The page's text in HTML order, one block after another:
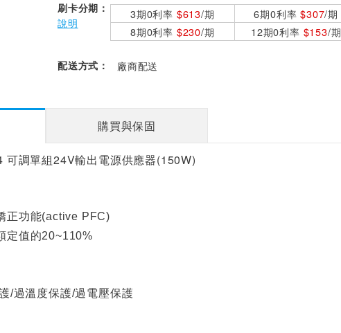
刷卡分期：
說明
3期0利率 $613/期 6期0利率$307/期
8期0利率 $230/期 12期0利率 $153/期
配送方式： 廠商配送
購買與保固
可調單組24V輸出電源供應器(150W)
正功能(active PFC)
定值的20~110%
/過溫度保護/過電壓保護